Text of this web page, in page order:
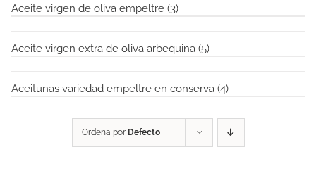
Aceite virgen de oliva empeltre (3)
Aceite virgen extra de oliva arbequina (5)
Aceitunas variedad empeltre en conserva (4)
Ordena por Defecto